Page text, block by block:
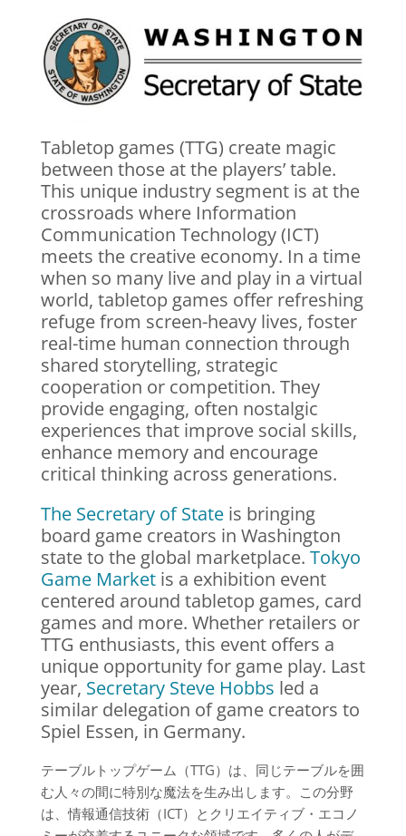
Tabletop games (TTG) create magic
between those at the players’ table.
This unique industry segment is at the
crossroads where Information
Communication Technology (ICT)
meets the creative economy. In a time
when so many live and play in a virtual
world, tabletop games offer refreshing
refuge from screen-heavy lives, foster
real-time human connection through
shared storytelling, strategic
cooperation or competition. They
provide engaging, often nostalgic
experiences that improve social skills,
enhance memory and encourage
critical thinking across generations.
The Secretary of Stateis bringing
board game creators in Washington
state to the global marketplace. Tokyo
Game Marketis a exhibition event
centered around tabletop games, card
games and more. Whether retailers or
TTG enthusiasts, this event offers a
unique opportunity for game play. Last
year, Secretary Steve Hobbs led a
similar delegation of game creators to
Spiel Essen, in Germany.
テーブルトップゲーム（TTG）は、同じテーブルを囲
む人々の間に特別な魔法を生み出します。この分野
は、情報通信技術（ICT）とクリエイティブ・エコノ